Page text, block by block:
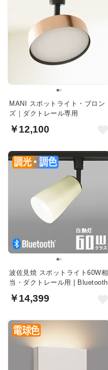
MANI スポットライト・ブロン
ズ｜ダクトレール専用
￥12,100
波佐見焼 スポットライト60W相
当・ダクトレール用 | Bluetooth
￥14,399